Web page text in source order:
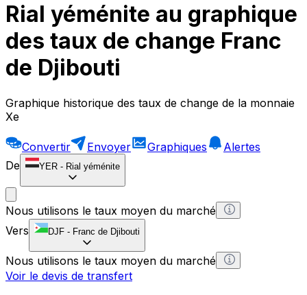
Rial yéménite au graphique
des taux de change Franc
de Djibouti
Graphique historique des taux de change de la monnaie
Xe
Convertir Envoyer Graphiques
Alertes
De
YER - Rial yéménite
Nous utilisons le taux moyen du marché
Vers
DJF - Franc de Djibouti
Nous utilisons le taux moyen du marché
Voir le devis de transfert